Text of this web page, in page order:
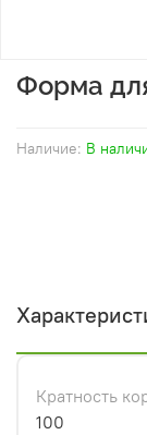
Наличие: В
Форма
Кратность
100